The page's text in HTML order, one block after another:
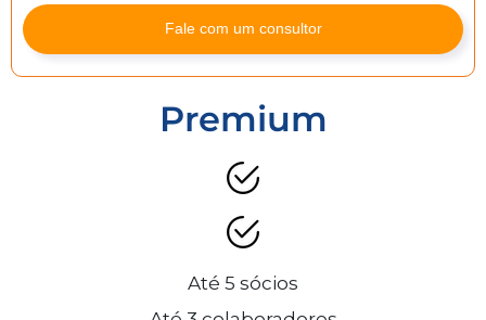
Fale com um consultor
Premium
Até 5 sócios